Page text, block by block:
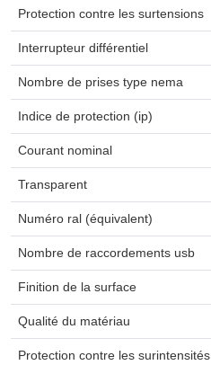
Protection contre les surtensions
Interrupteur différentiel
Nombre de prises type nema
Indice de protection (ip)
Courant nominal
Transparent
Numéro ral (équivalent)
Nombre de raccordements usb
Finition de la surface
Qualité du matériau
Protection contre les surintensités